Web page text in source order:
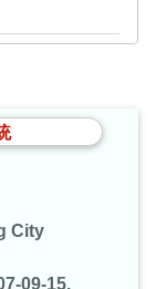
City
09-15.